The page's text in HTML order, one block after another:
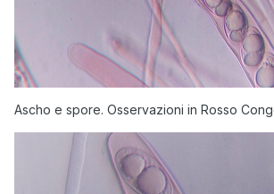
Ascho e spore. Osservazioni in Rosso